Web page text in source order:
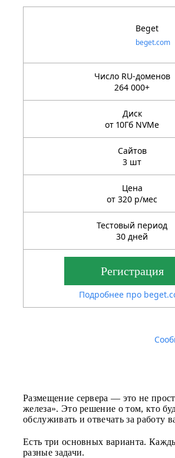
Beget
beget.com
Число RU-доменов
264 000+
Диск
от 10Гб NVMe
Сайтов
3 шт
Цена
от 320 р/мес
Тестовый период
30 дней
Регистрация
Подробнее про
Размещение сервера — это не
железа». Это решение о том, кто
обслуживать и отвечать за работу
Есть три основных варианта.
разные задачи.